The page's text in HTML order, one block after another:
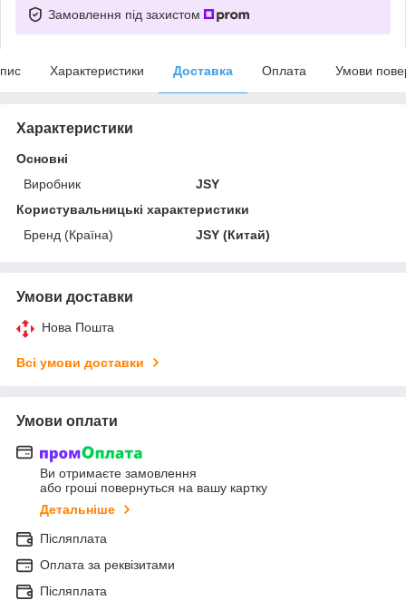
Замовлення під захистом
Характеристики Доставка Оплата Умови
Характеристики
Основні
Виробник
JSY
Користувальницькі характеристики
Бренд (Країна)
JSY (Китай)
Умови доставки
Нова Пошта
Всі умови доставки
Умови оплати
Ви отримаєте замовлення
або гроші повернуться на вашу картку
Детальніше
Післяплата
Оплата за реквізитами
Післяплата